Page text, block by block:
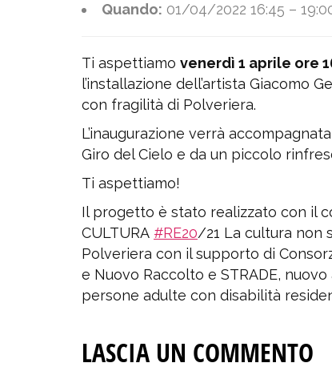
Quando: 01/04/2022 16:45 –
Ti aspettiamo venerdì 1 aprile ore
l’installazione dell’artista Giacomo
con fragilità di Polveriera.
L’inaugurazione verrà
Giro del Cielo e da un piccolo
Ti aspettiamo!
Il progetto è stato realizzato con il
CULTURA #RE20/21 La cultura non
Polveriera con il supporto di
e Nuovo Raccolto e STRADE,
persone adulte con disabilità
LASCIA UN COMMENTO